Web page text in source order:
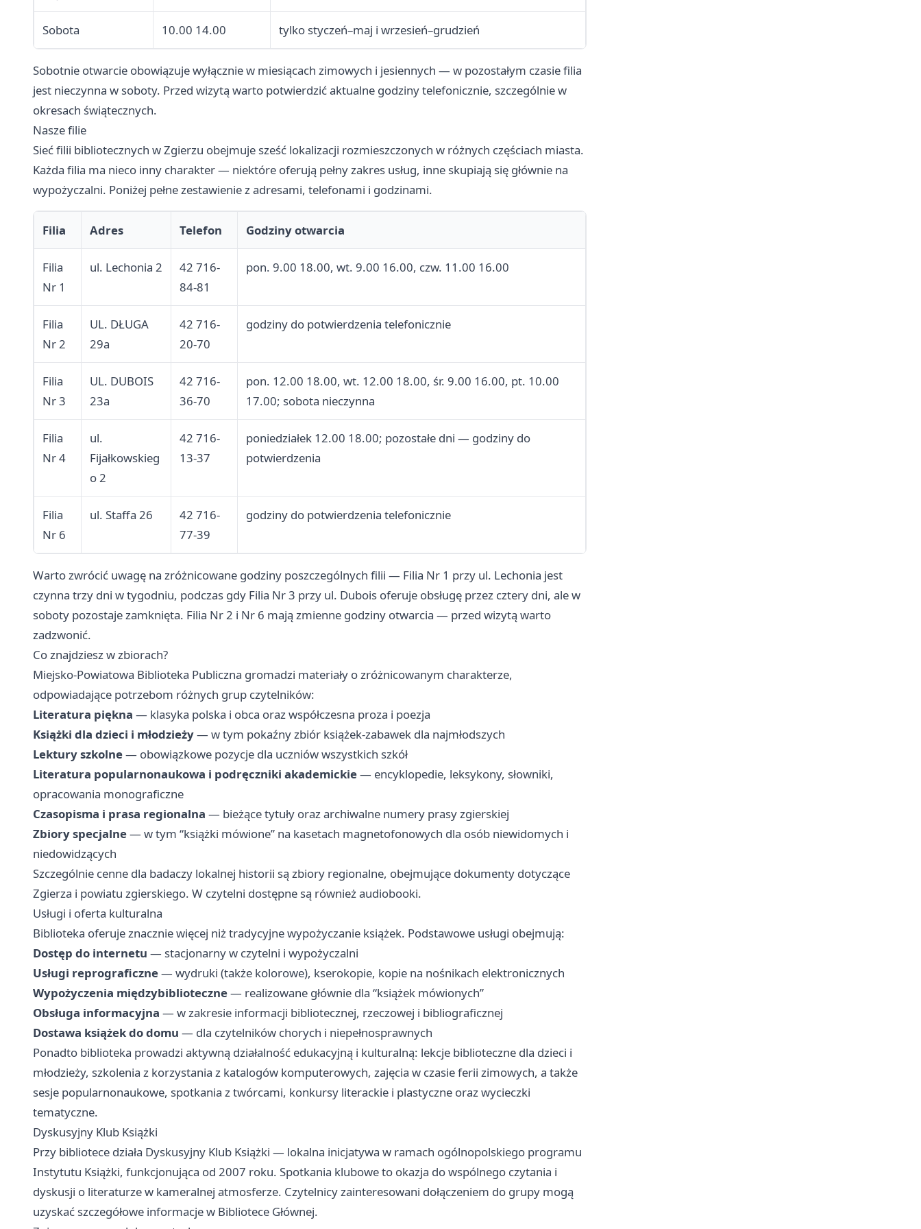
Sobota 10.00 14.00 tylko styczeń–maj i wrzesień–grudzień
Sobotnie otwarcie obowiązuje wyłącznie w miesiącach zimowych i jesiennych — w pozostałym czasie filia
jest nieczynna w soboty. Przed wizytą warto potwierdzić aktualne godziny telefonicznie, szczególnie w
okresach świątecznych.
Nasze filie
Sieć filii bibliotecznych w Zgierzu obejmuje sześć lokalizacji rozmieszczonych w różnych częściach miasta.
Każda filia ma nieco inny charakter — niektóre oferują pełny zakres usług, inne skupiają się głównie na
wypożyczalni. Poniżej pełne zestawienie z adresami, telefonami i godzinami.
Filia Adres Telefon Godziny otwarcia
Filia
Nr 1
ul. Lechonia 2
42 716-
84-81
pon. 9.00 18.00, wt. 9.00 16.00, czw. 11.00 16.00
Filia
Nr 2
UL. DŁUGA
29a
42 716-
20-70
godziny do potwierdzenia telefonicznie
Filia
Nr 3
UL. DUBOIS
23a
42 716-
36-70
pon. 12.00 18.00, wt. 12.00 18.00, śr. 9.00 16.00, pt. 10.00
17.00; sobota nieczynna
Filia
Nr 4
ul.
Fijałkowskieg
o 2
42 716-
13-37
poniedziałek 12.00 18.00; pozostałe dni — godziny do
potwierdzenia
Filia
Nr 6
ul. Staffa 26
42 716-
77-39
godziny do potwierdzenia telefonicznie
Warto zwrócić uwagę na zróżnicowane godziny poszczególnych filii — Filia Nr 1 przy ul. Lechonia jest
czynna trzy dni w tygodniu, podczas gdy Filia Nr 3 przy ul. Dubois oferuje obsługę przez cztery dni, ale w
soboty pozostaje zamknięta. Filia Nr 2 i Nr 6 mają zmienne godziny otwarcia — przed wizytą warto
zadzwonić.
Co znajdziesz w zbiorach?
Miejsko-Powiatowa Biblioteka Publiczna gromadzi materiały o zróżnicowanym charakterze,
odpowiadające potrzebom różnych grup czytelników:
Literatura piękna — klasyka polska i obca oraz współczesna proza i poezja
Książki dla dzieci i młodzieży— w tym pokaźny zbiór książek-zabawek dla najmłodszych
Lektury szkolne— obowiązkowe pozycje dla uczniów wszystkich szkół
Literatura popularnonaukowa i podręczniki akademickie— encyklopedie, leksykony, słowniki,
opracowania monograficzne
Czasopisma i prasa regionalna — bieżące tytuły oraz archiwalne numery prasy zgierskiej
Zbiory specjalne— w tym “książki mówione” na kasetach magnetofonowych dla osób niewidomych i
niedowidzących
Szczególnie cenne dla badaczy lokalnej historii są zbiory regionalne, obejmujące dokumenty dotyczące
Zgierza i powiatu zgierskiego. W czytelni dostępne są również audiobooki.
Usługi i oferta kulturalna
Biblioteka oferuje znacznie więcej niż tradycyjne wypożyczanie książek. Podstawowe usługi obejmują:
Dostęp do internetu — stacjonarny w czytelni i wypożyczalni
Usługi reprograficzne— wydruki (także kolorowe), kserokopie, kopie na nośnikach elektronicznych
Wypożyczenia międzybiblioteczne— realizowane głównie dla “książek mówionych”
Obsługa informacyjna — w zakresie informacji bibliotecznej, rzeczowej i bibliograficznej
Dostawa książek do domu — dla czytelników chorych i niepełnosprawnych
Ponadto biblioteka prowadzi aktywną działalność edukacyjną i kulturalną: lekcje biblioteczne dla dzieci i
młodzieży, szkolenia z korzystania z katalogów komputerowych, zajęcia w czasie ferii zimowych, a także
sesje popularnonaukowe, spotkania z twórcami, konkursy literackie i plastyczne oraz wycieczki
tematyczne.
Dyskusyjny Klub Książki
Przy bibliotece działa Dyskusyjny Klub Książki — lokalna inicjatywa w ramach ogólnopolskiego programu
Instytutu Książki, funkcjonująca od 2007 roku. Spotkania klubowe to okazja do wspólnego czytania i
dyskusji o literaturze w kameralnej atmosferze. Czytelnicy zainteresowani dołączeniem do grupy mogą
uzyskać szczegółowe informacje w Bibliotece Głównej.